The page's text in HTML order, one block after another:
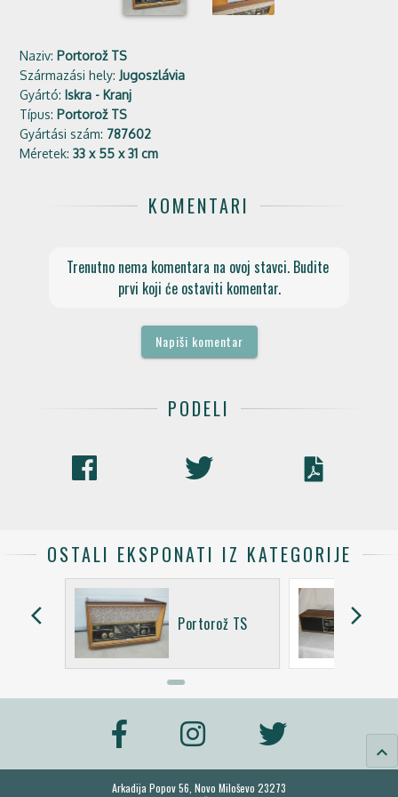
Naziv: Portorož TS
Származási hely: Jugoszlávia
Gyártó: Iskra - Kranj
Típus: Portorož TS
Gyártási szám: 787602
Méretek:33 x 55 x 31 cm
KOMENTARI
Trenutno nema komentara na ovoj stavci. Budite
prvi koji će ostaviti komentar.
Napiši komentar
PODELI
OSTALI EKSPONATI IZ KATEGORIJE
arrow_back_ios Portorož TS arrow_forward_ios
keyboard_arrow_up
Arkadija Popov 56, Novo Miloševo 23273